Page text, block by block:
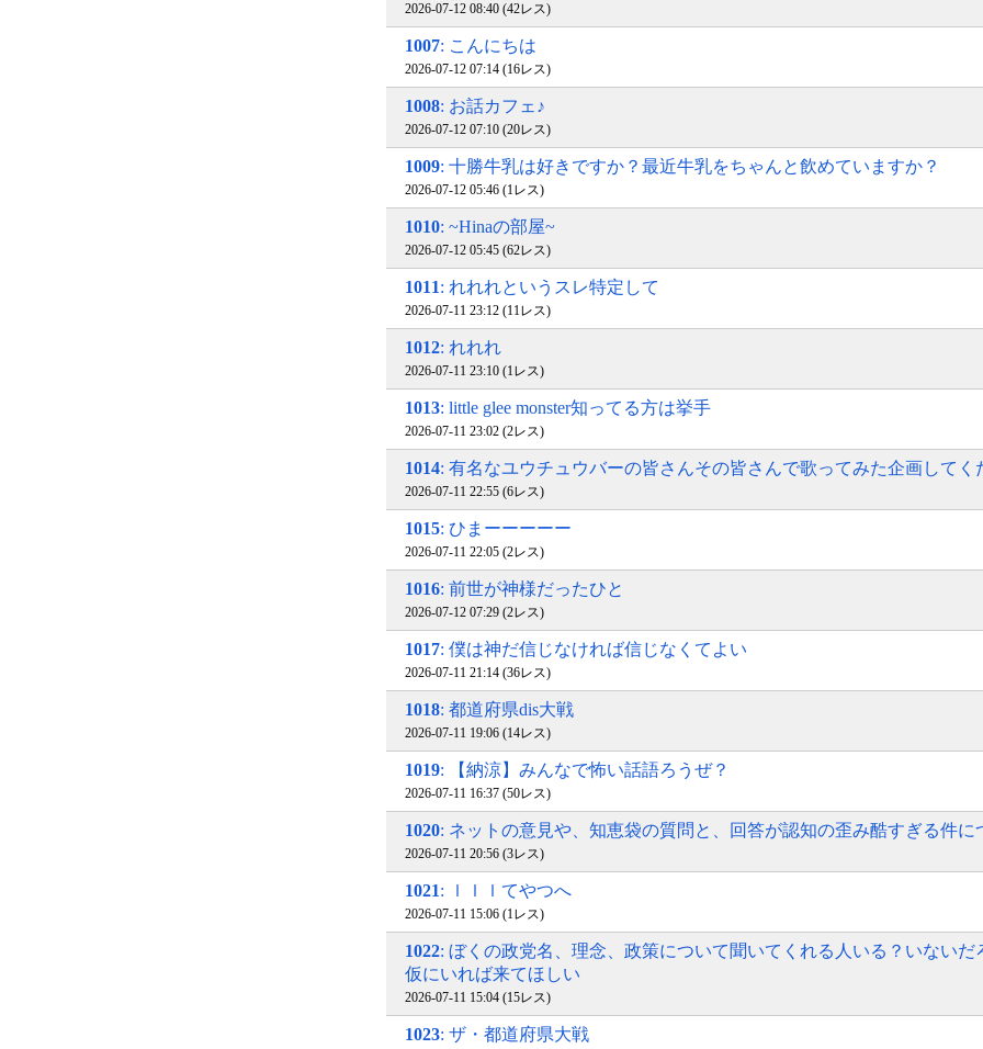
2026-07-12 08:40 (42レス)
1007: こんにちは
2026-07-12 07:14 (16レス)
1008: お話カフェ♪
2026-07-12 07:10 (20レス)
1009: 十勝牛乳は好きですか？最近牛乳をちゃんと飲めていますか？
2026-07-12 05:46 (1レス)
1010: ~Hinaの部屋~
2026-07-12 05:45 (62レス)
1011: れれれというスレ特定して
2026-07-11 23:12 (11レス)
1012: れれれ
2026-07-11 23:10 (1レス)
1013: little glee monster知ってる方は挙手
2026-07-11 23:02 (2レス)
1014: 有名なユウチュウバーの皆さんその皆さんで歌ってみた企画してく
2026-07-11 22:55 (6レス)
1015: ひまーーーーー
2026-07-11 22:05 (2レス)
1016: 前世が神様だったひと
2026-07-12 07:29 (2レス)
1017: 僕は神だ信じなければ信じなくてよい
2026-07-11 21:14 (36レス)
1018: 都道府県dis大戦
2026-07-11 19:06 (14レス)
1019: 【納涼】みんなで怖い話語ろうぜ？
2026-07-11 16:37 (50レス)
1020: ネットの意見や、知恵袋の質問と、回答が認知の歪み酷すぎる件に
2026-07-11 20:56 (3レス)
1021: ｌｌｌてやつへ
2026-07-11 15:06 (1レス)
1022: ぼくの政党名、理念、政策について聞いてくれる人いる？いないだ
仮にいれば来てほしい
2026-07-11 15:04 (15レス)
1023: ザ・都道府県大戦